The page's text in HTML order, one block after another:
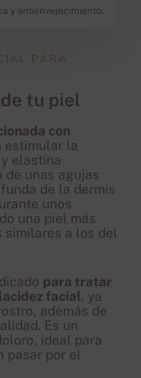
y antienvejecimiento.
PARA
tu piel
con
estimular la
elastina
de unas agujas
de la dermis
unos
una piel más
similares a los del
para tratar
facial, ya
además de
Es un
ideal para
pasar por el